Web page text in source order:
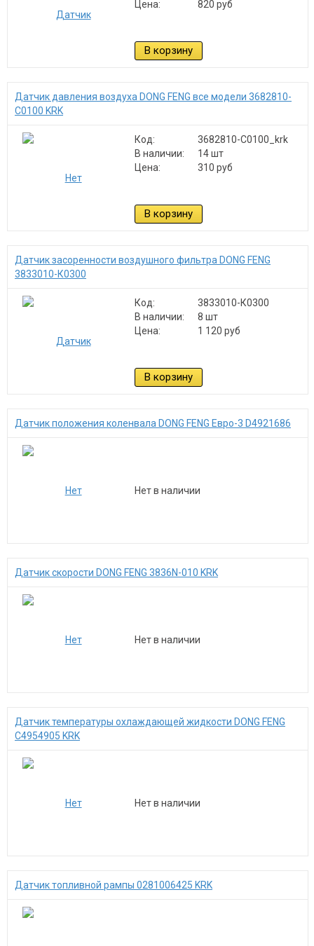
Цена: 820 руб
В корзину
Датчик давления воздуха DONG FENG все модели 3682810-
C0100 KRK
Код:
3682810-C0100_krk
В наличии:
14 шт
Цена:
310 руб
В корзину
Датчик засоренности воздушного фильтра DONG FENG
3833010-К0300
Код:
3833010-К0300
В наличии:
8 шт
Цена:
1 120 руб
В корзину
Датчик положения коленвала DONG FENG Евро-3 D4921686
Нет в наличии
Датчик скорости DONG FENG 3836N-010 KRK
Нет в наличии
Датчик температуры охлаждающей жидкости DONG FENG
C4954905 KRK
Нет в наличии
Датчик топливной рампы 0281006425 KRK